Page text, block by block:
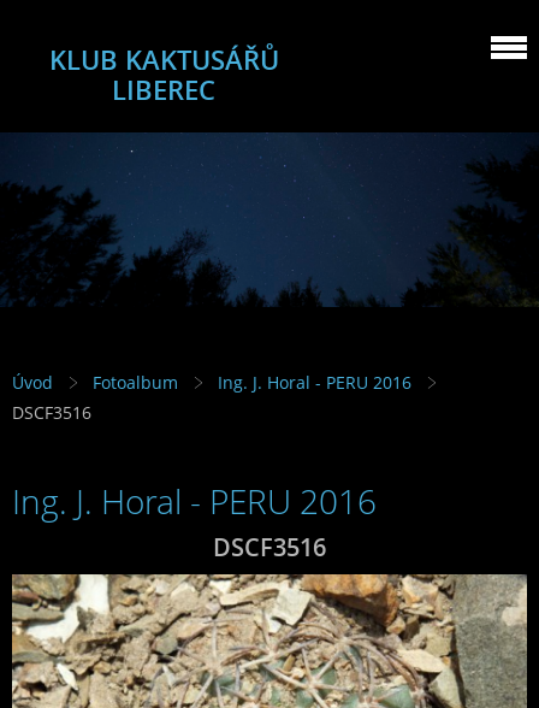
KLUB KAKTUSÁŘŮ
LIBEREC
Úvod Fotoalbum
Ing. J. Horal - PERU 2016
DSCF3516
Ing. J. Horal - PERU 2016
DSCF3516